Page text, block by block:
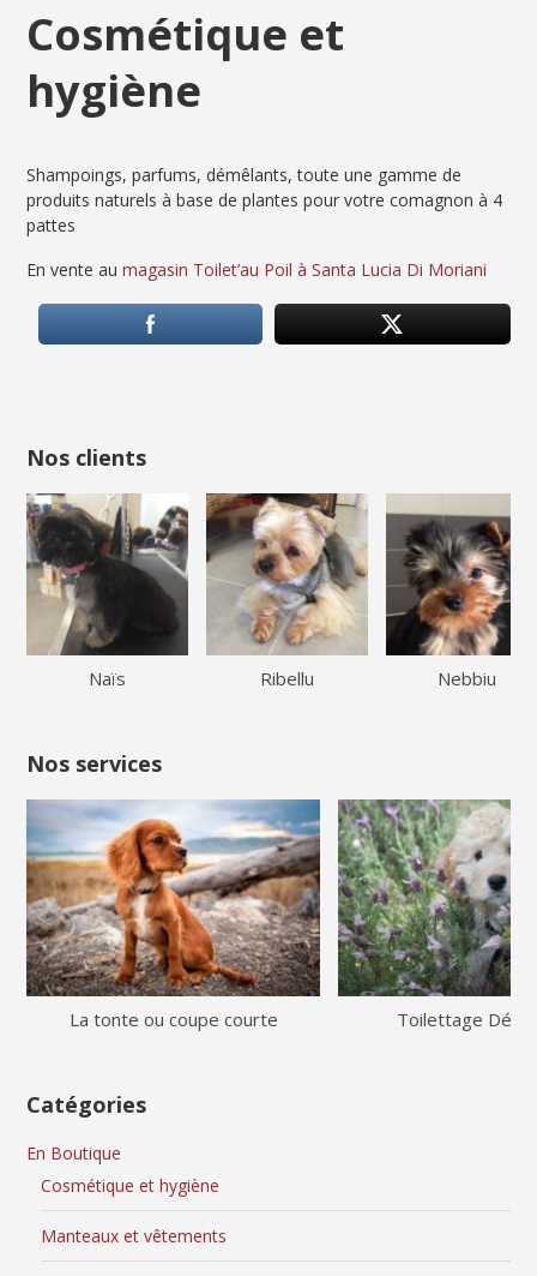
Cosmétique et
hygiène
Shampoings, parfums, démêlants, toute une gamme de
produits naturels à base de plantes pour votre comagnon à 4
pattes
En vente aumagasin Toilet’au Poil à Santa Lucia Di Moriani
Nos clients
Naïs Ribellu Nebbiu
Nos services
La tonte ou coupe courte Toilettage
Catégories
En Boutique
Cosmétique et hygiène
Manteaux et vêtements